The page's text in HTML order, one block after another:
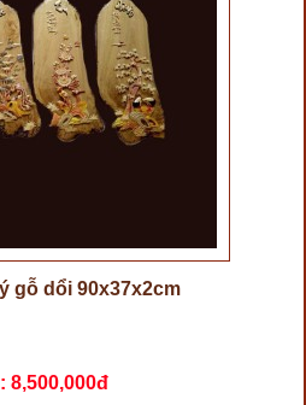
gỗ dổi 90x37x2cm
8,500,000đ